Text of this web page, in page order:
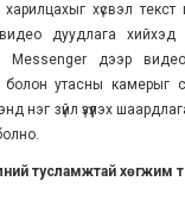
харилцахыг хүсвэл
дуудлага
Messenger дээр
утасны камерыг
нэг зүйл үзүүлэх
тусламжтай хөгжим